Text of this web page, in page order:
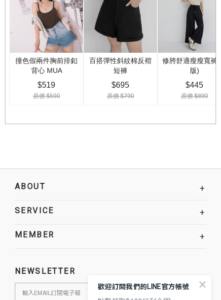
ABOUT +
SERVICE +
MEMBER +
NEWSLETTER
歡迎訂閱我們的LINE官方帳號